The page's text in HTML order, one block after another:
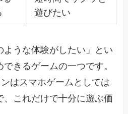
遊びたい
ような体験がしたい」とい
きるゲームの一つです。
はスマホゲームとしては
、これだけで十分に遊ぶ価